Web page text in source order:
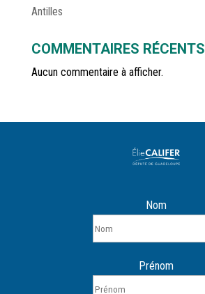
Antilles
COMMENTAIRES RÉCENTS
Aucun commentaire à afficher.
Nom
Prénom